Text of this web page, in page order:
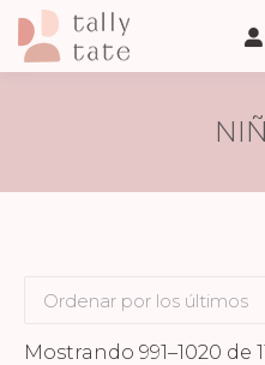
Mostrando 991–1020 de